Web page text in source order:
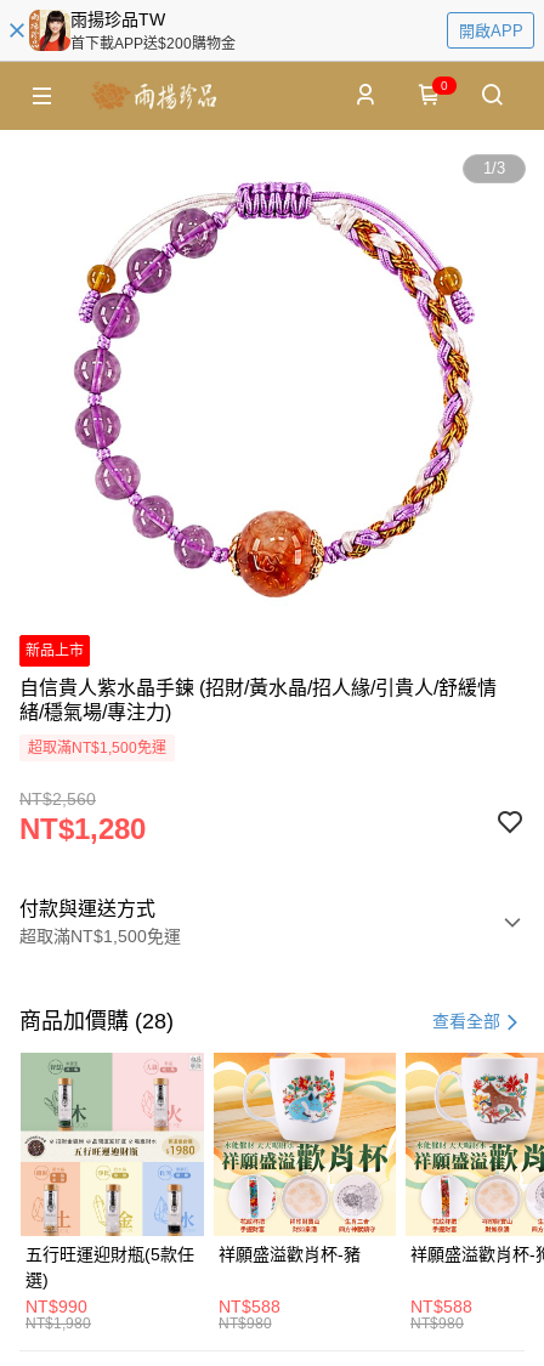
雨揚珍品TW
首下載APP送$200購物金
開啟APP
0
1/3
新品上市
自信貴人紫水晶手鍊 (招財/黃水晶/招人緣/引貴人/舒緩情
緒/穩氣場/專注力)
超取滿NT$1,500免運
NT$2,560
NT$1,280
付款與運送方式
超取滿NT$1,500免運
信用卡一次付款
LINE Pay
Apple Pay
街口支付
悠遊付
Google Pay
全支付
ATM付款
商品加價購 (28) 查看全部
五行旺運迎財瓶(5款任
選)
NT$990
NT$1,980
祥願盛溢歡肖杯-豬
NT$588
NT$980
祥願盛溢歡肖杯-
NT$588
NT$980